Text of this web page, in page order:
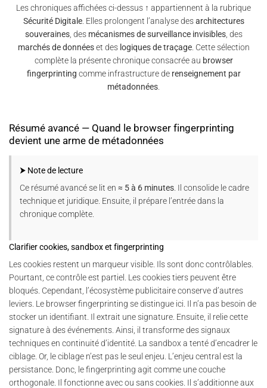
Les chroniques affichées ci-dessus ↑ appartiennent à la rubrique
Sécurité Digitale. Elles prolongent l’analyse desarchitectures
souveraines, des mécanismes de surveillance invisibles, des
marchés de donnéeset des logiques de traçage. Cette sélection
complète la présente chronique consacrée au browser
fingerprinting comme infrastructure de renseignement par
métadonnées
Résumé avancé — Quand le browser fingerprinting
devient une arme de métadonnées
⮞ Note de lecture
Ce résumé avancé se lit en≈ 5 à 6 minutes. Il consolide le cadre
technique et juridique. Ensuite, il prépare l’entrée dans la
chronique complète.
Clarifier cookies, sandbox et fingerprinting
Les cookies restent un marqueur visible. Ils sont donc contrôlables.
Pourtant, ce contrôle est partiel. Les cookies tiers peuvent être
bloqués. Cependant, l’écosystème publicitaire conserve d’autres
leviers. Le browser fingerprinting se distingue ici. Il n’a pas besoin de
stocker un identifiant. Il extrait une signature. Ensuite, il relie cette
signature à des événements. Ainsi, il transforme des signaux
techniques en continuité d’identité. La sandbox a tenté d’encadrer le
ciblage. Or, le ciblage n’est pas le seul enjeu. L’enjeu central est la
persistance. Donc, le fingerprinting agit comme une couche
orthogonale. Il fonctionne avec ou sans cookies. Il s’additionne aux